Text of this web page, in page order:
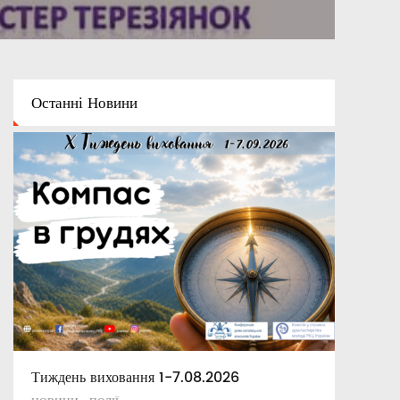
ОстанніНовини
Тиждень виховання 1-7.08.2026
Освітній капелан
Апостольські повчання